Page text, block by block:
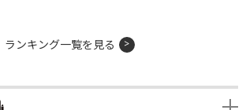
ランキング一覧を見る